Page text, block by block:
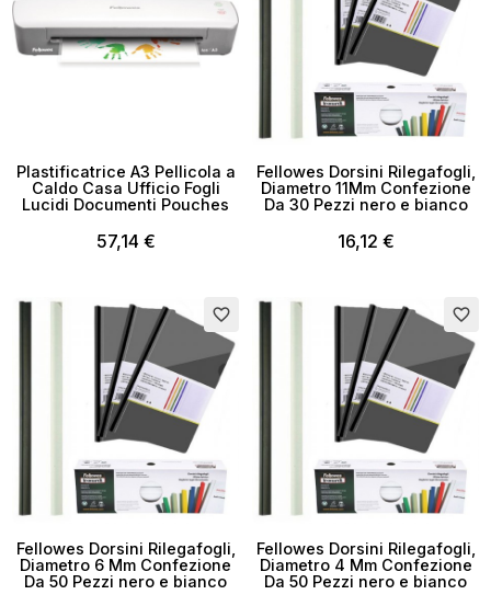
Plastificatrice A3 Pellicola a
Caldo Casa Ufficio Fogli
Lucidi Documenti Pouches
57,14 €
Fellowes Dorsini Rilegafogli,
Diametro 11Mm Confezione
Da 30 Pezzi nero e bianco
16,12 €
favorite_border
Fellowes Dorsini Rilegafogli,
Diametro 6 Mm Confezione
Da 50 Pezzi nero e bianco
favorite_border
Fellowes Dorsini Rilegafogli,
Diametro 4 Mm Confezione
Da 50 Pezzi nero e bianco
×